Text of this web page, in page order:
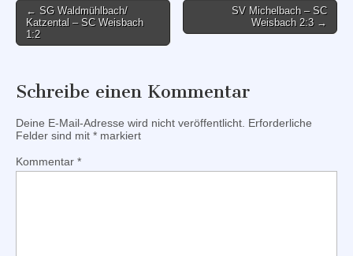
Post
navigation
← SG Waldmühlbach/
Katzental – SC Weisbach
1:2
SV Michelbach – SC
Weisbach 2:3 →
Schreibe einen Kommentar
Deine E-Mail-Adresse wird nicht veröffentlicht. Erforderliche
Felder sind mit * markiert
Kommentar *